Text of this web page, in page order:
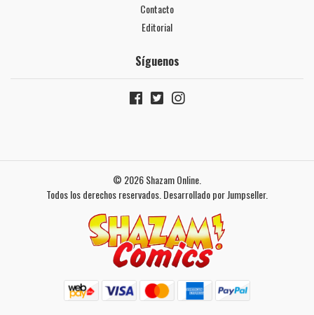
Contacto
Editorial
Síguenos
© 2026 Shazam Online.
Todos los derechos reservados. Desarrollado por Jumpseller.